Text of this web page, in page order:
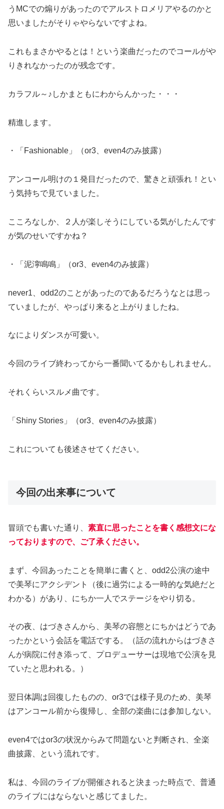
うMCでの煽りがあったのでアルストロメリアやるのかと
思いましたがそりゃやらないですよね。
これもまさかやるとは！という楽曲だったのでコールがや
りきれなかったのが残念です。
カラフル～♪しかまともにわからんかった・・・
精進します。
・「Fashionable」（or3、even4のみ披露）
アンコール明けの１発目だったので、驚きと頑張れ！とい
う気持ちで見ていました。
こころなしか、２人が楽しそうにしている気がしたんです
が気のせいですかね？
・「泥濘鳴鳴」（or3、even4のみ披露）
never1、odd2のことがあったのであるだろうなとは思っ
ていましたが、やっぱり来ると上がりましたね。
なによりダンスが可愛い。
今回のライブ終わってから一番聞いてるかもしれません。
それくらいスルメ曲です。
「Shiny Stories」（or3、even4のみ披露）
これについても後述させてください。
今回の出来事について
冒頭でも書いた通り、 素直に思ったことを書く感想文にな
っておりますので、ご了承ください。
まず、今回あったことを簡単に書くと、odd2公演の途中
で美琴にアクシデント（後に過労による一時的な気絶だと
わかる）があり、にちか一人でステージをやり切る。
その夜、はづきさんから、美琴の容態とにちかはどうであ
ったかという会話を電話でする。（話の流れからはづきさ
んが病院に付き添って、プロデューサーは現地で公演を見
ていたと思われる。）
翌日体調は回復したものの、or3では様子見のため、美琴
はアンコール前から復帰し、全部の楽曲には参加しない。
even4ではor3の状況からみて問題ないと判断され、全楽
曲披露、という流れです。
私は、今回のライブが開催されると決まった時点で、普通
のライブにはならないと感じてました。